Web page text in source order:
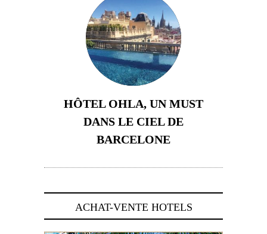
HÔTEL OHLA, UN MUST
DANS LE CIEL DE
BARCELONE
ACHAT-VENTE HOTELS